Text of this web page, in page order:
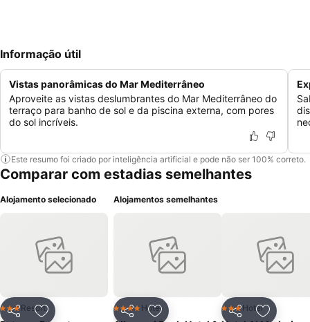
Informação útil
Vistas panorâmicas do Mar Mediterrâneo
Aproveite as vistas deslumbrantes do Mar Mediterrâneo do
terraço para banho de sol e da piscina externa, com pores
do sol incríveis.
Este resumo foi criado por inteligência artificial e pode não ser 100% correto.
Comparar com estadias semelhantes
Alojamento selecionado
PartilharAdicionar aos favoritos
3 Estrelas
Resort
Alojamentos semelhantes
PartilharAdicionar aos favoritos
4 EstrelasHotel
Partilhar
3 Estrelas
Hotel